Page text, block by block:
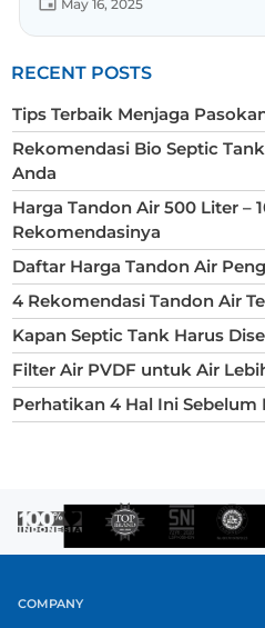
May 16, 2025
RECENT POSTS
Tips Terbaik Menjaga
Rekomendasi Bio Septic
Anda
Harga Tandon Air 500 Liter –
Rekomendasinya
Daftar Harga Tandon Air
4 Rekomendasi Tandon Air
Kapan Septic Tank Harus
Filter Air PVDF untuk Air
Perhatikan 4 Hal Ini
COMPANY